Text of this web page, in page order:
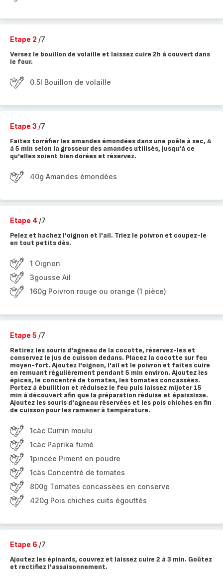
Etape 2 /7
Versez le bouillon de volaille et laissez cuire 2h à couvert dans
le four.
0.5l Bouillon de volaille
Etape 3 /7
Faites torréfier les amandes émondées dans une poêle à sec, 4
à 5 min selon la grosseur des amandes utilisés, jusqu'à ce
qu'elles soient bien dorées et réservez.
40g Amandes émondées
Etape 4 /7
Pelez et hachez l'oignon et l'ail. Triez le poivron et coupez-le
en tout petits dés.
1 Oignon
3gousse Ail
160g Poivron rouge ou orange (1 pièce)
Etape 5 /7
Retirez les souris d'agneau de la cocotte, réservez-les et
conservez le jus de cuisson dedans. Placez la cocotte sur feu
moyen-fort. Ajoutez l'oignon, l'ail et le poivron et faites cuire
en remuant régulièrement pendant 5 min environ. Ajoutez les
épices, le concentré de tomates, les tomates concassées.
Portez à ébullition et réduisez le feu puis laissez mijoter 15
min à découvert afin que la préparation réduise et épaississe.
Ajoutez les souris d'agneau réservées et les pois chiches en fin
de cuisson pour les ramener à température.
1càc Cumin moulu
1càc Paprika fumé
1pincée Piment en poudre
1càs Concentré de tomates
800g Tomates concassées en conserve
420g Pois chiches cuits égouttés
Etape 6 /7
Ajoutez les épinards, couvrez et laissez cuire 2 à 3 min. Goûtez
et rectifiez l'assaisonnement.